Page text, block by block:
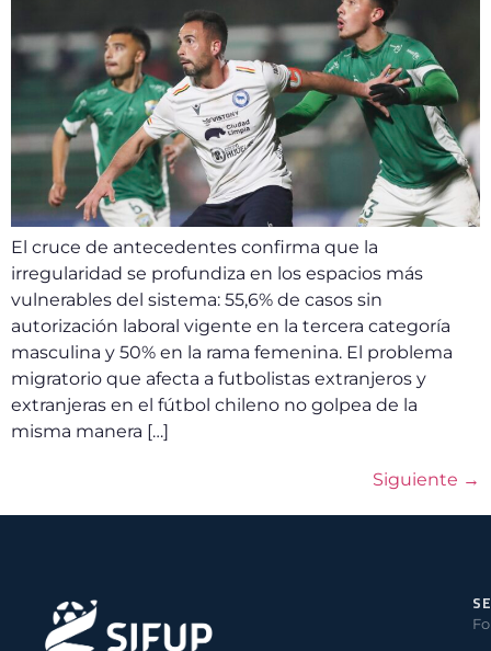
El cruce de antecedentes confirma que la
irregularidad se profundiza en los espacios más
vulnerables del sistema: 55,6% de casos sin
autorización laboral vigente en la tercera categoría
masculina y 50% en la rama femenina. El problema
migratorio que afecta a futbolistas extranjeros y
extranjeras en el fútbol chileno no golpea de la
misma manera […]
Siguiente →